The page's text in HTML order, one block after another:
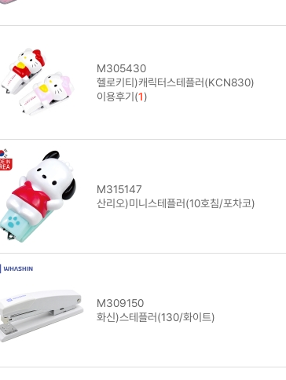
M305430
헬로키티)캐릭터스테플러(KCN830)
이용후기(1)
M315147
산리오)미니스테플러(10호침/포차코)
M309150
화신)스테플러(130/화이트)